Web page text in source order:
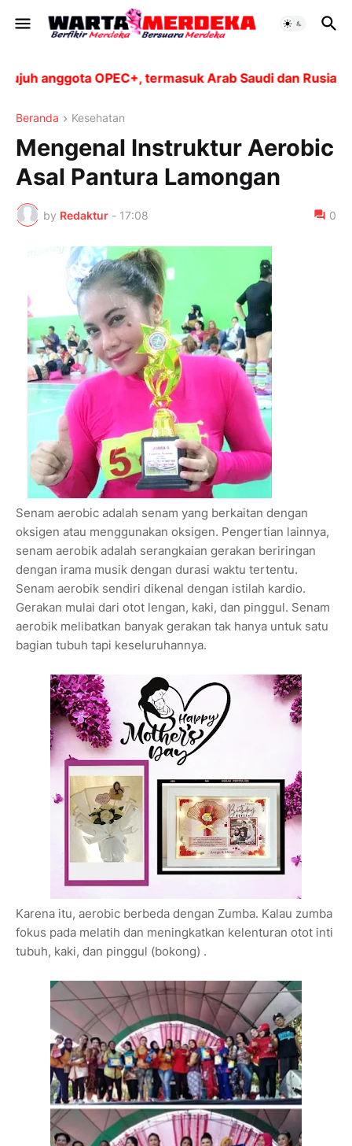
anggota OPEC+, termasuk Arab Saudi dan Rusia,
Beranda Kesehatan
Mengenal Instruktur Aerobic
Asal Pantura Lamongan
by Redaktur - 17:08 0
Senam aerobic adalah senam yang berkaitan dengan
oksigen atau menggunakan oksigen. Pengertian lainnya,
senam aerobik adalah serangkaian gerakan beriringan
dengan irama musik dengan durasi waktu tertentu.
Senam aerobik sendiri dikenal dengan istilah kardio.
Gerakan mulai dari otot lengan, kaki, dan pinggul. Senam
aerobik melibatkan banyak gerakan tak hanya untuk satu
bagian tubuh tapi keseluruhannya.
Karena itu, aerobic berbeda dengan Zumba. Kalau zumba
fokus pada melatih dan meningkatkan kelenturan otot inti
tubuh, kaki, dan pinggul (bokong) .